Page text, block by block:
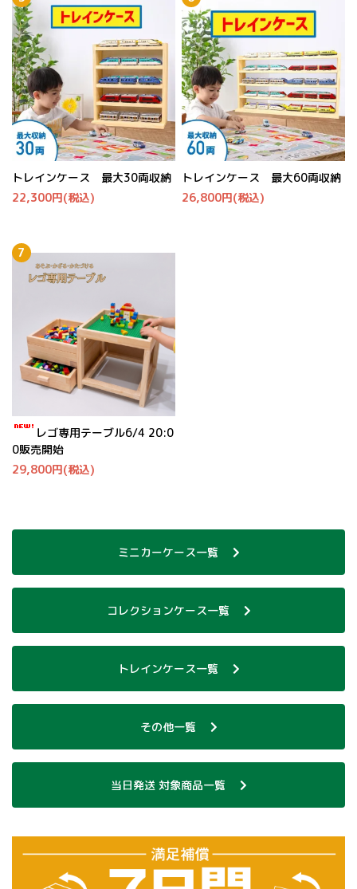
トレインケース 最大30両収納
22,300円(税込)
トレインケース 最大60両収納
26,800円(税込)
レゴ専用テーブル6/4 20:0
0販売開始
29,800円(税込)
ミニカーケース一覧
コレクションケース一覧
トレインケース一覧
その他一覧
当日発送 対象商品一覧